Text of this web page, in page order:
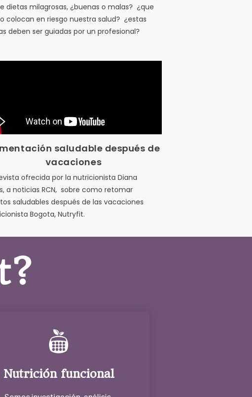
dietas milagrosas, ¿buenas o malas? ¿que
colocan en riesgo nuestra salud? ¿estas
deben ser guiadas por un profesional?
saludable después de
vacaciones
ofrecida por la nutricionista Diana
a noticias RCN, sobre como retomar
saludables después de las vacaciones
Bogota, Nutryfit.
Nutrición funcional